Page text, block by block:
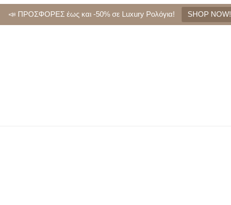
📣 ΠΡΟΣΦΟΡΕΣ έως και -50% σε Luxury Ρολόγια! SHOP NOW!